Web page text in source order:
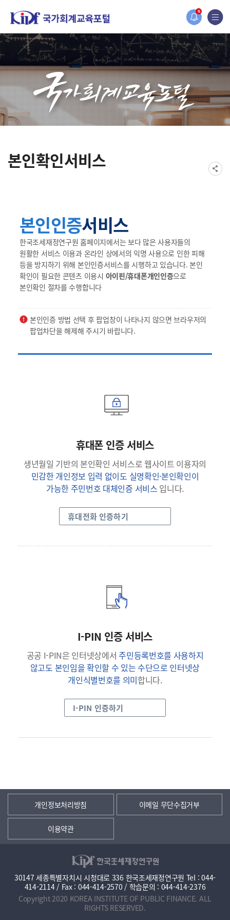
N
홈페이지가 새롭게 개편되었습니다.
한국조세재정연구원홈페이지가 새롭게 개설되었습니다.
본인확인서비스
본인인증서비스
한국조세재정연구원 홈페이지에서는 보다 많은 사용자들의
원활한 서비스 이용과 온라인 상에서의 익명 사용으로 인한 피해
등을 방지하기 위해 본인인증서비스를 시행하고 있습니다. 본인
확인이 필요한 콘텐츠 이용시 아이핀/휴대폰개인인증으로
본인확인 절차를 수행합니다
본인인증 방법 선택 후 팝업창이 나타나지 않으면 브라우저의
팝업차단을 해제해 주시기 바랍니다.
휴대폰 인증 서비스
생년월일 기반의 본인확인 서비스로 웹사이트 이용자의
민감한 개인정보 입력 없이도 실명확인·본인확인이
가능한 주민번호 대체인증 서비스 입니다.
휴대전화 인증하기
I-PIN 인증 서비스
공공 I-PIN은 인터넷상에서주민등록번호를 사용하지
않고도 본인임을 확인할 수 있는 수단으로 인터넷상
개인식별번호를 의미합니다.
I-PIN 인증하기
개인정보처리방침 이메일 무단수집거부
이용약관
30147 세종특별자치시 시청대로 336 한국조세재정연구원 Tel : 044-
414-2114 / Fax : 044-414-2570 / 학습문의 : 044-414-2376
Copyright 2020 KOREA INSTITUTE OF PUBLIC FINANCE. ALL
RIGHTS RESERVED.